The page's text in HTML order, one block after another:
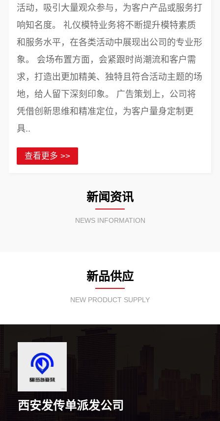
活动，吸引大量观众参与，为客户产品或服务打
响知名度。 礼仪模特业务将不断提升模特素质
和服务水平，在各类活动中展现出公司的专业形
象。 会场布置方面，会紧跟时尚潮流和客户需
求，打造出更加精美、独特且符合活动主题的场
地，给人留下深刻印象。 广告策划上，公司将
凭借创新思维和精准定位，为客户量身定制更
具..
查看更多 >>
新闻资讯
NEWS INFORMATION
新品供应
NEW PRODUCT SUPPLY
西安发传单派发公司